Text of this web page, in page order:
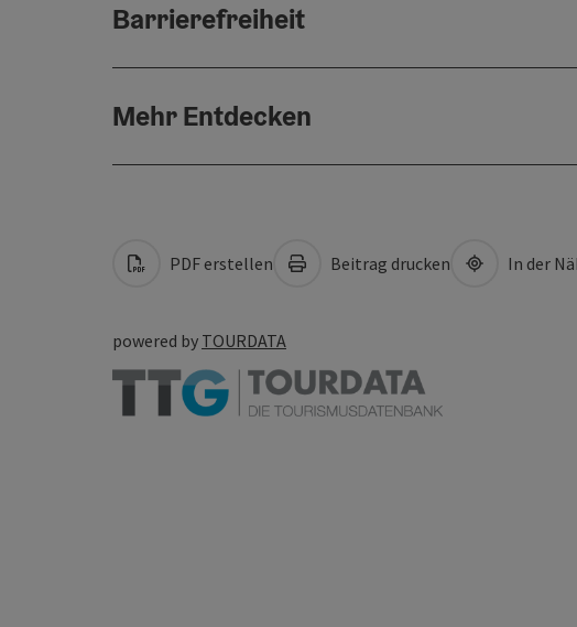
Barrierefreiheit
Mehr Entdecken
PDF erstellen Beitrag drucken In der
powered by TOURDATA